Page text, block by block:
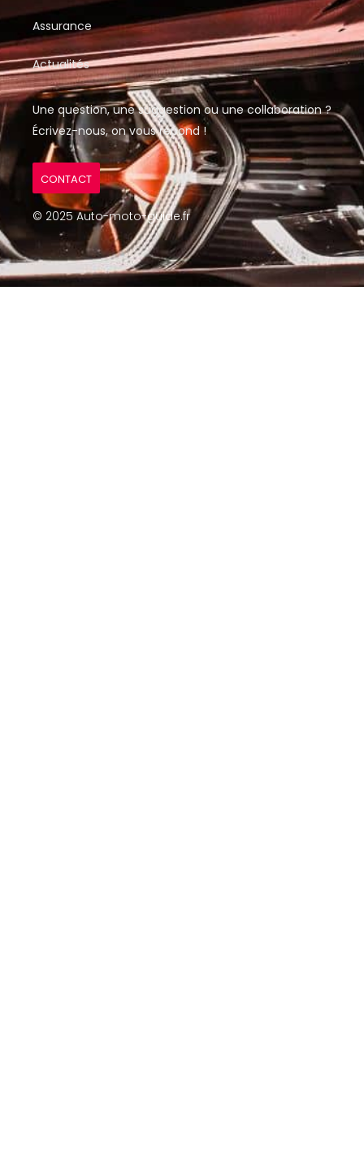
Assurance
Actualités
Une question, une suggestion ou une collaboration ?
Écrivez-nous, on vous répond !
CONTACT
© 2025 Auto-moto-guide.fr